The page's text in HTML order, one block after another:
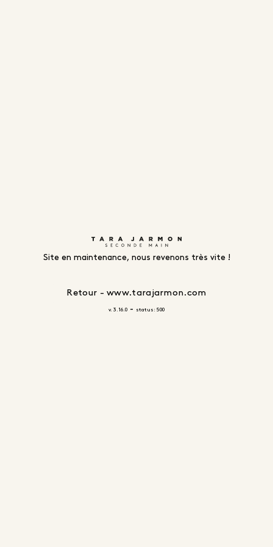
Site en maintenance, nous revenons très vite !
Retour - www.tarajarmon.com
v. 3.16.0 - status: 500